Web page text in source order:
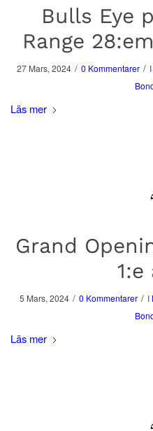
Bulls Eye
Range
27 Mars, 2024 / 0 Kommentarer / I
Läs mer
Grand
5 Mars, 2024 / 0 Kommentarer / I
Läs mer